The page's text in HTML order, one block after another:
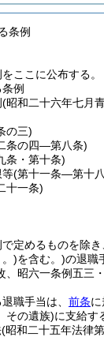
条例
ここに公布する。
例
和二十六年七月
の三)
条の四―第八条)
条・第十条)
等(第十一条―第十
十一条)
定めるものを除き
)を含む。)の退職
、昭六一条例五三
職手当は、 前条
その遺族)に支給す
(昭和二十五年法律